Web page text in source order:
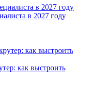
в 2027 году
как выстроить